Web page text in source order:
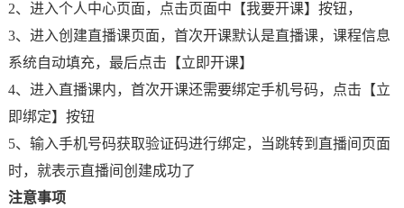
2、进入个人中心页面，点击页面中【我要开课】按钮，
3、进入创建直播课页面，首次开课默认是直播课，课程信息
系统自动填充，最后点击【立即开课】
4、进入直播课内，首次开课还需要绑定手机号码，点击【立
即绑定】按钮
5、输入手机号码获取验证码进行绑定，当跳转到直播间页面
时，就表示直播间创建成功了
注意事项